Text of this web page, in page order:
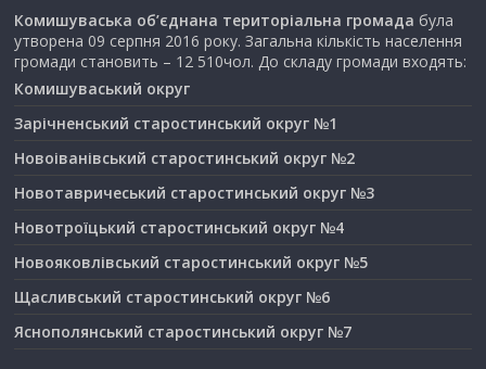
Комишуваська об’єднана територіальна громада була
утворена 09 серпня 2016 року. Загальна кількість населення
громади становить – 12 510чол. До складу громади входять:
Комишуваський округ
Зарічненський старостинський округ №1
Новоіванівський старостинський округ №2
Новотавричеський старостинський округ №3
Новотроїцький старостинський округ №4
Новояковлівський старостинський округ №5
Щасливський старостинський округ №6
Яснополянський старостинський округ №7